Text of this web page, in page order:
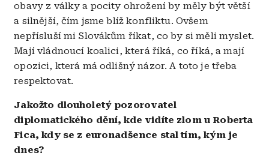
obavy z války a pocity ohrožení by měly být větší
a silnější, čím jsme blíž konfliktu. Ovšem
nepřísluší mi Slovákům říkat, co by si měli myslet.
Mají vládnoucí koalici, která říká, co říká, a mají
opozici, která má odlišný názor. A toto je třeba
respektovat.
Jakožto dlouholetý pozorovatel
diplomatického dění, kde vidíte zlom u Roberta
Fica, kdy se z euronadšence stal tím, kým je
dnes?